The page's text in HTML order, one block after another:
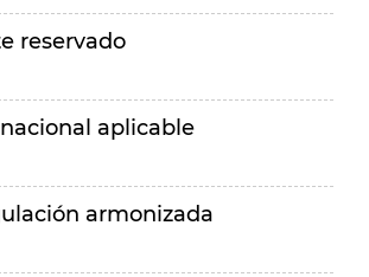
reservado
aplicable
armonizada